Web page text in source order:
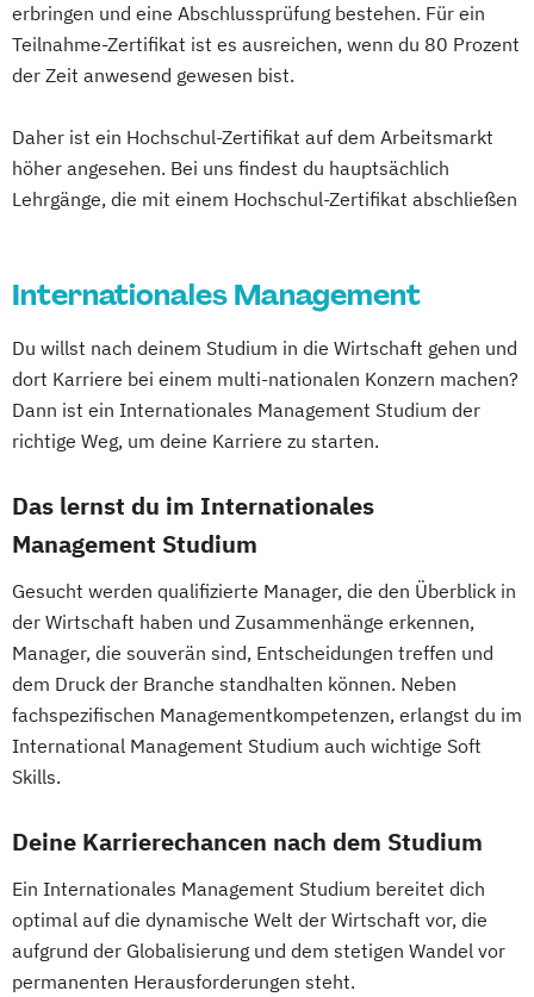
Hotel- und Tourismusmarketing
Hotelmarketing
Hotelökonom (FH)
International Sportbusiness
Kommunikation & Eventmanagement
Kommunikation & Medienmanagement
Management im Gesundheitswesen
Master of Business Administration (MBA)
Master’s Program in Exercise Science &
Sports Nutrion (EN)
Online-Marketing & Marketingmanagement
(dual)
Personalmanagement
Prävention & Gesundheitsförderung
Sporttherapie und
Sportbusiness Management
Sportökonom (FH) Tourism Consulting
Tourismus Management
Tourismusökonom (FH)
erbringen und eine Abschlussprüfung bestehen. Für ein
Teilnahme-Zertifikat ist es ausreichen, wenn du 80 Prozent
der Zeit anwesend gewesen bist.
Daher ist ein Hochschul-Zertifikat auf dem Arbeitsmarkt
höher angesehen. Bei uns findest du hauptsächlich
Lehrgänge, die mit einem Hochschul-Zertifikat abschließen
Internationales Management
Du willst nach deinem Studium in die Wirtschaft gehen und
dort Karriere bei einem multi-nationalen Konzern machen?
Dann ist ein Internationales Management Studium der
richtige Weg, um deine Karriere zu starten.
Das lernst du im Internationales
Management Studium
Gesucht werden qualifizierte Manager, die den Überblick in
der Wirtschaft haben und Zusammenhänge erkennen,
Manager, die souverän sind, Entscheidungen treffen und
dem Druck der Branche standhalten können. Neben
fachspezifischen Managementkompetenzen, erlangst du im
International Management Studium auch wichtige Soft
Skills.
Deine Karrierechancen nach dem Studium
Ein Internationales Management Studium bereitet dich
optimal auf die dynamische Welt der Wirtschaft vor, die
aufgrund der Globalisierung und dem stetigen Wandel vor
permanenten Herausforderungen steht.